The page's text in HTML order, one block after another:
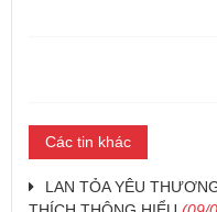
Các tin khác
LAN TỎA YÊU